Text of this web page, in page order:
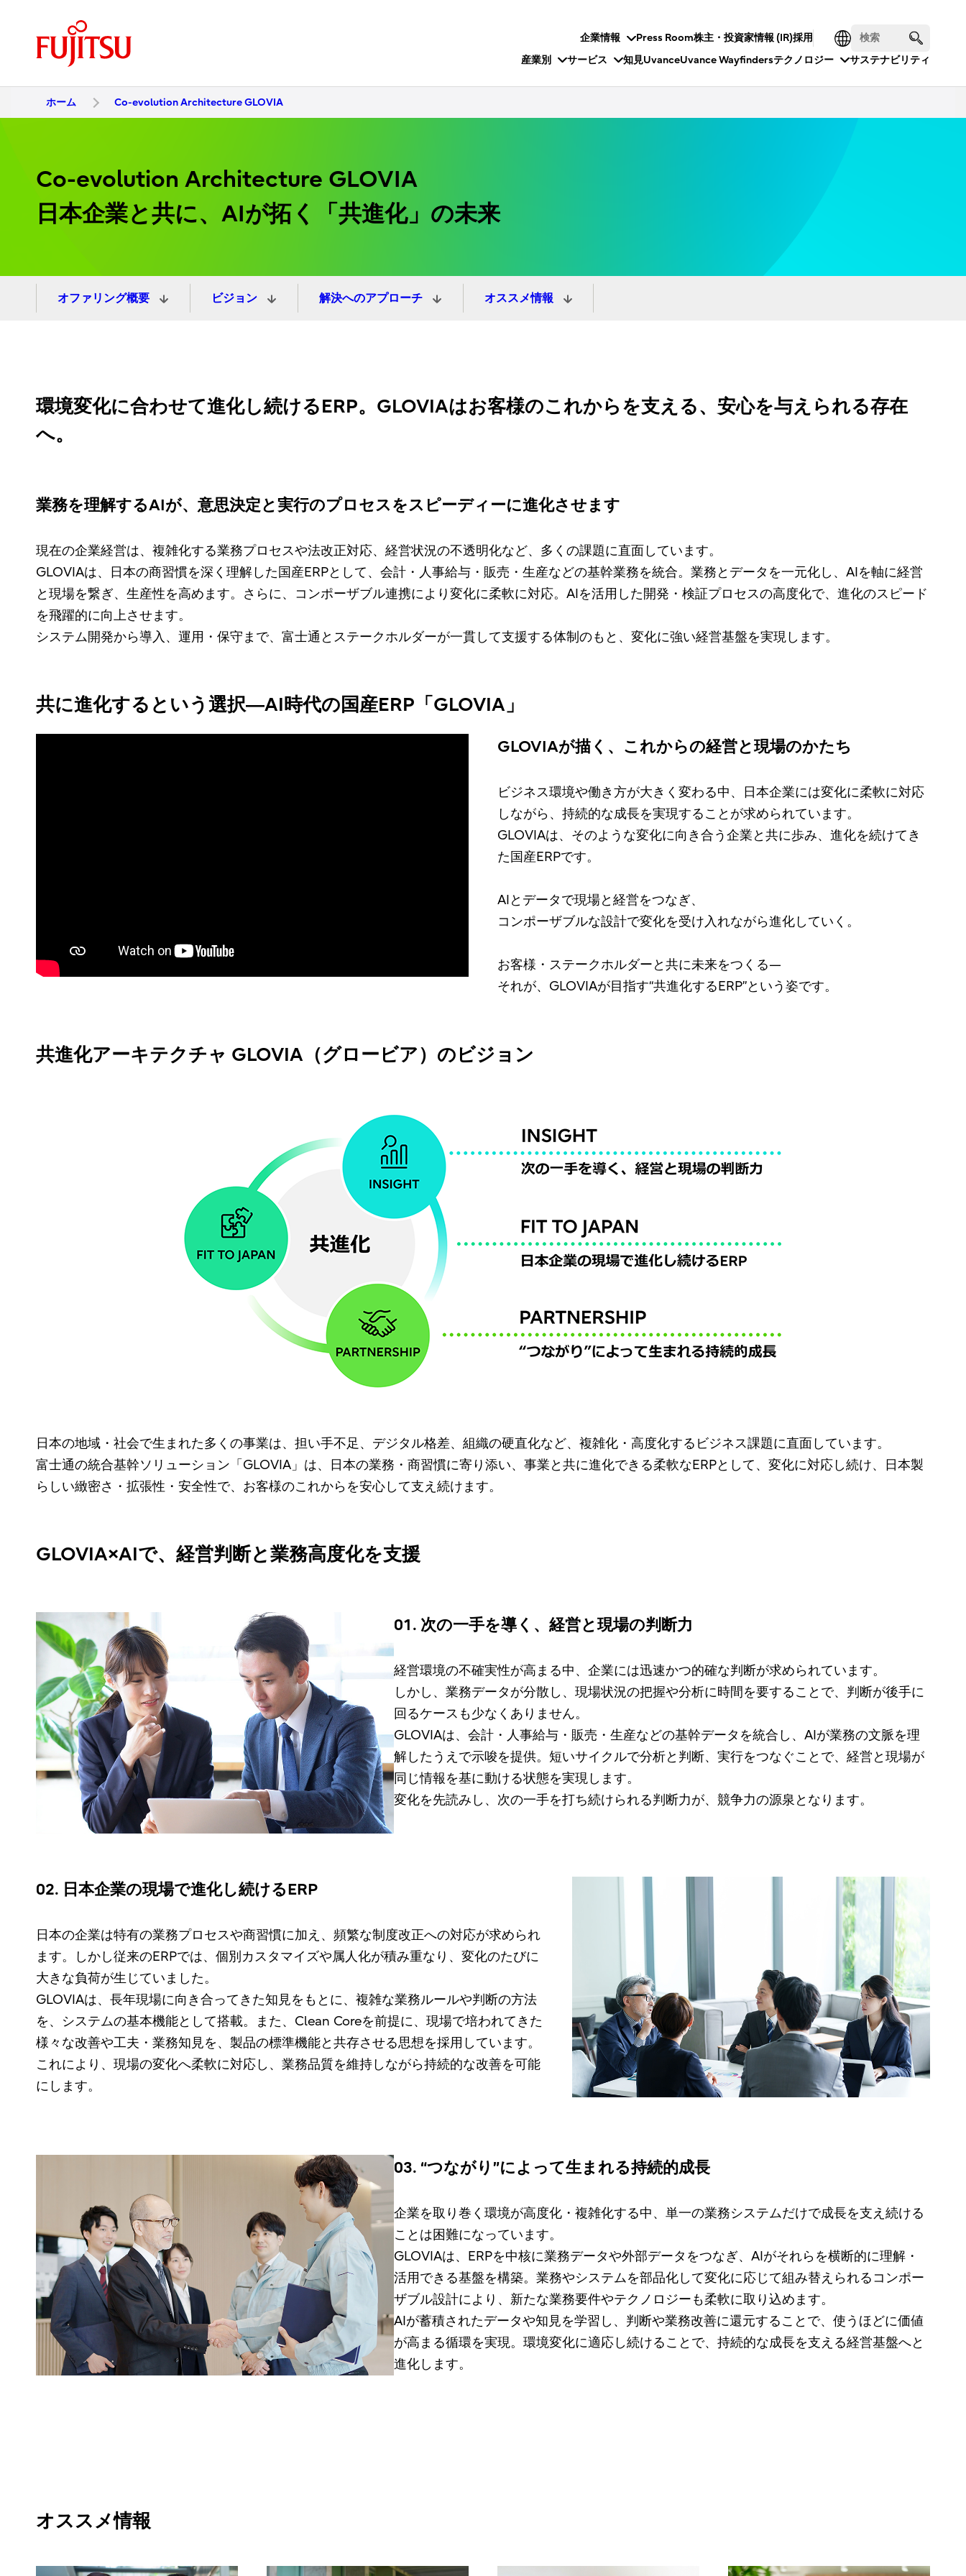
企業情報 Press Room株主・投資家情報 (IR)採用
産業別
サービス 知見UvanceUvance Wayfindersテクノロジー サステナビリティ
ホーム Co-evolution Architecture GLOVIA
Co-evolution Architecture GLOVIA
日本企業と共に、AIが拓く「共進化」の未来
オファリング概要 ビジョン 解決へのアプローチ オススメ情報
環境変化に合わせて進化し続けるERP。GLOVIAはお客様のこれからを支える、安心を与えられる存在
へ。
業務を理解するAIが、意思決定と実行のプロセスをスピーディーに進化させます
現在の企業経営は、複雑化する業務プロセスや法改正対応、経営状況の不透明化など、多くの課題に直面しています。
GLOVIAは、日本の商習慣を深く理解した国産ERPとして、会計・人事給与・販売・生産などの基幹業務を統合。業務とデータを一元化し、AIを軸に経営
と現場を繋ぎ、生産性を高めます。さらに、コンポーザブル連携により変化に柔軟に対応。AIを活用した開発・検証プロセスの高度化で、進化のスピード
を飛躍的に向上させます。
システム開発から導入、運用・保守まで、富士通とステークホルダーが一貫して支援する体制のもと、変化に強い経営基盤を実現します。
共に進化するという選択―AI時代の国産ERP「GLOVIA」
GLOVIAが描く、これからの経営と現場のかたち
ビジネス環境や働き方が大きく変わる中、日本企業には変化に柔軟に対応
しながら、持続的な成長を実現することが求められています。
GLOVIAは、そのような変化に向き合う企業と共に歩み、進化を続けてき
た国産ERPです。
AIとデータで現場と経営をつなぎ、
コンポーザブルな設計で変化を受け入れながら進化していく。
お客様・ステークホルダーと共に未来をつくる—
それが、GLOVIAが目指す“共進化するERP”という姿です。
共進化アーキテクチャ GLOVIA（グロービア）のビジョン
日本の地域・社会で生まれた多くの事業は、担い手不足、デジタル格差、組織の硬直化など、複雑化・高度化するビジネス課題に直面しています。
富士通の統合基幹ソリューション「GLOVIA」は、日本の業務・商習慣に寄り添い、事業と共に進化できる柔軟なERPとして、変化に対応し続け、日本製
らしい緻密さ・拡張性・安全性で、お客様のこれからを安心して支え続けます。
GLOVIA×AIで、経営判断と業務高度化を支援
01. 次の一手を導く、経営と現場の判断力
経営環境の不確実性が高まる中、企業には迅速かつ的確な判断が求められています。
しかし、業務データが分散し、現場状況の把握や分析に時間を要することで、判断が後手に
回るケースも少なくありません。
GLOVIAは、会計・人事給与・販売・生産などの基幹データを統合し、AIが業務の文脈を理
解したうえで示唆を提供。短いサイクルで分析と判断、実行をつなぐことで、経営と現場が
同じ情報を基に動ける状態を実現します。
変化を先読みし、次の一手を打ち続けられる判断力が、競争力の源泉となります。
02. 日本企業の現場で進化し続けるERP
日本の企業は特有の業務プロセスや商習慣に加え、頻繁な制度改正への対応が求められ
ます。しかし従来のERPでは、個別カスタマイズや属人化が積み重なり、変化のたびに
大きな負荷が生じていました。
GLOVIAは、長年現場に向き合ってきた知見をもとに、複雑な業務ルールや判断の方法
を、システムの基本機能として搭載。また、Clean Coreを前提に、現場で培われてきた
様々な改善や工夫・業務知見を、製品の標準機能と共存させる思想を採用しています。
これにより、現場の変化へ柔軟に対応し、業務品質を維持しながら持続的な改善を可能
にします。
03. “つながり”によって生まれる持続的成長
企業を取り巻く環境が高度化・複雑化する中、単一の業務システムだけで成長を支え続ける
ことは困難になっています。
GLOVIAは、ERPを中核に業務データや外部データをつなぎ、AIがそれらを横断的に理解・
活用できる基盤を構築。業務やシステムを部品化して変化に応じて組み替えられるコンポー
ザブル設計により、新たな業務要件やテクノロジーも柔軟に取り込めます。
AIが蓄積されたデータや知見を学習し、判断や業務改善に還元することで、使うほどに価値
が高まる循環を実現。環境変化に適応し続けることで、持続的な成長を支える経営基盤へと
進化します。
オススメ情報